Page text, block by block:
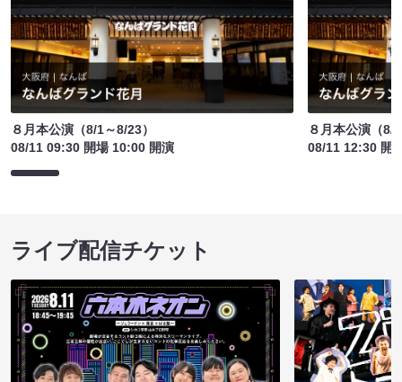
８月本公演（8/1～8/23）
08/11 09:30 開場 10:00 開演
８月本公演（8/
08/11 12:30 開
ライブ配信チケット